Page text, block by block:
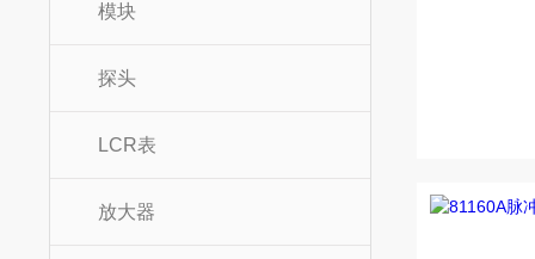
模块
探头
LCR表
放大器